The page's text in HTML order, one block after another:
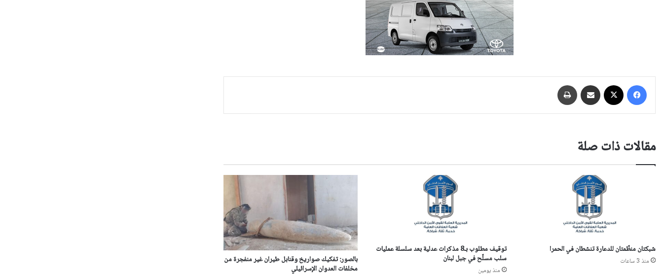
فيسبوك مشاركة عبر البريد
مقالات ذات صلة
شبكتان منظّمتان للدعارة تنشطان في الحمرا
منذ 3 ساعات
توقيف مطلوب بـ8 مذكرات عدلية بعد سلسلة عمليات
سلب مسلّح في جبل لبنان
منذ يومين
بالصور: تفكيك صواريخ وقنابل طيران غير منفجرة من
مخلفات العدوان الإسرائيلي